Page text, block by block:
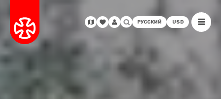
РУССКИЙ USD